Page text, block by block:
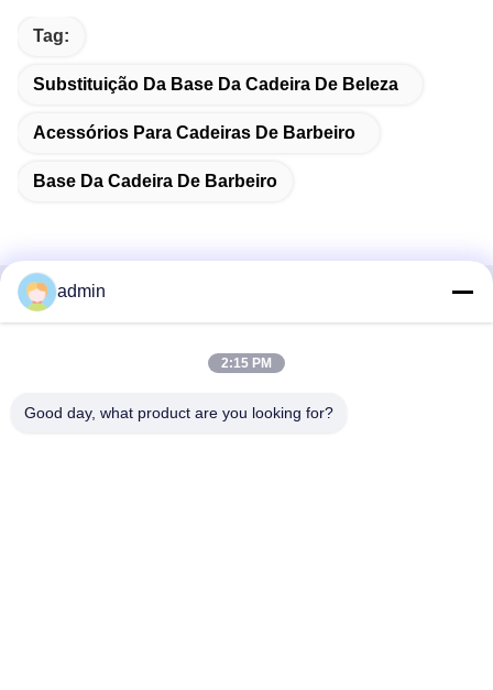
Tag:
Substituição Da Base Da Cadeira De Beleza
Acessórios Para Cadeiras De Barbeiro
Base Da Cadeira De Barbeiro
Contato Rápido
38 Shafu Avenue, Longjiang Town, Shunde District, Foshan
City, província de Guangdong, China
admin
2:15 PM
Good day, what product are you looking for?